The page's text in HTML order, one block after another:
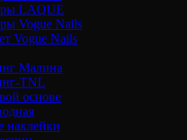
LAQUE
Vogue Nails
Vogue Nails
Малина
TNL
основе
наклейки